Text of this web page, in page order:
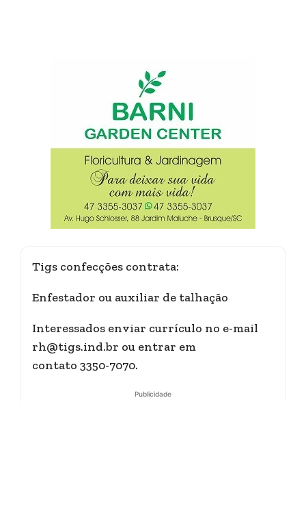
Tigs confecções contrata:
Enfestador ou auxiliar de talhação
Interessados enviar currículo no e-mail
rh@tigs.ind.br ou entrar em
contato 3350-7070.
Publicidade